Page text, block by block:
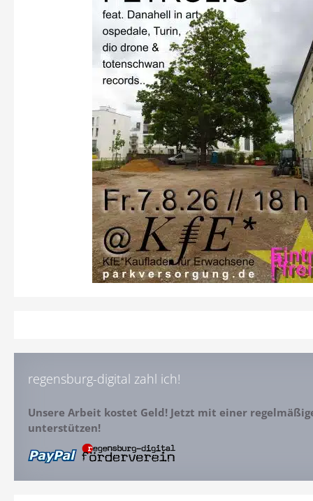
regensburg-digital zahl ich!
Unsere Arbeit kostet Geld! Jetzt mit einer
unterstützen!